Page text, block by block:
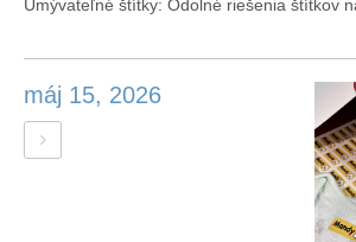
Umývateľné štítky: Odolné riešenia štítkov
máj 15, 2026